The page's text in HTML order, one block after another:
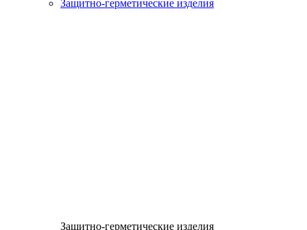
Защитно-герметические изделия
Защитно-герметические изделия